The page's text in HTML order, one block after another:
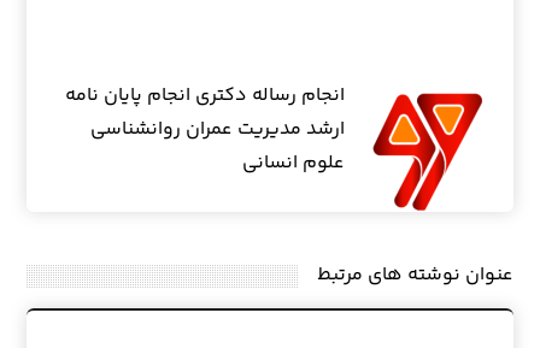
انجام رساله دکتری انجام پایان نامه
ارشد مدیریت عمران روانشناسی
علوم انسانی
عنوان ‫نوشته های مرتبط